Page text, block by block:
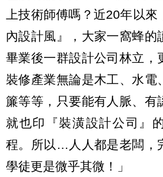
上技術師傅嗎？近20年以
內設計風』，大家一窩蜂的
畢業後一群設計公司林立，
裝修產業無論是木工、水電
簾等等，只要能有人脈、有
就也印『裝潢設計公司』
程。所以…人人都是老闆，
學徒更是微乎其微！」